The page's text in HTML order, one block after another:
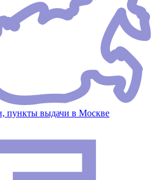
пункты выдачи в Москве